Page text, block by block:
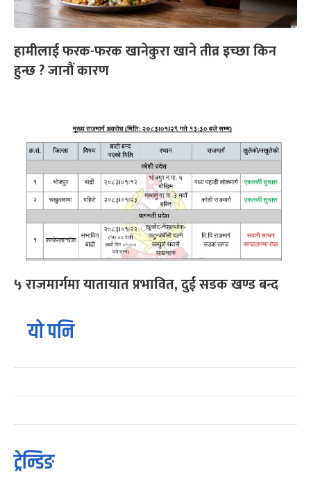
हामीलाई फरक-फरक खानेकुरा खाने तीव्र इच्छा किन
हुन्छ ? जानौं कारण
५ राजमार्गमा यातायात प्रभावित, दुई सडक खण्ड बन्द
यो पनि
ट्रेन्डिङ